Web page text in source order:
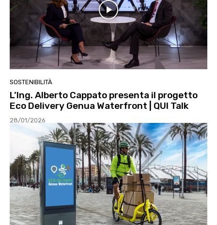
SOSTENIBILITÀ
L’Ing. Alberto Cappato presenta il progetto
Eco Delivery Genua Waterfront | QUI Talk
28/01/2026